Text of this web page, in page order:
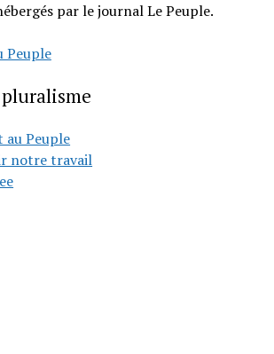
par le journal Le Peuple.
Peuple
au Peuple
notre travail